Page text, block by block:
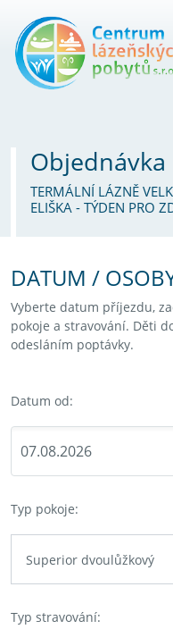
Objednávka
TERMÁLNÍ LÁZNĚ
ELIŠKA - TÝDEN PRO
DATUM /
Vyberte datum příjezdu,
pokoje a stravování. Děti
odesláním poptávky.
Datum od:
Typ pokoje:
Typ stravování: